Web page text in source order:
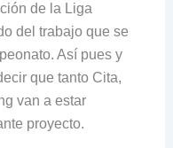
de la Liga
del trabajo que se
Así pues y
que tanto Cita,
van a estar
proyecto.